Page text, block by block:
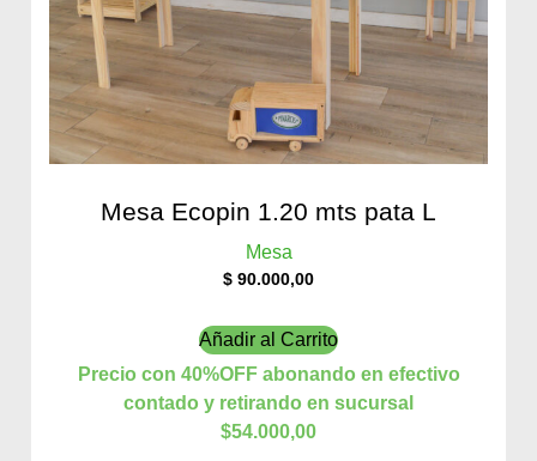
Mesa Ecopin 1.20 mts pata L
Mesa
$ 90.000,00
Añadir al Carrito
Precio con 40%OFF abonando en efectivo
contado y retirando en sucursal
$54.000,00